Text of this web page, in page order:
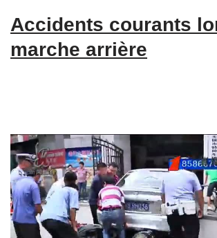
Accidents courants
marche arrière